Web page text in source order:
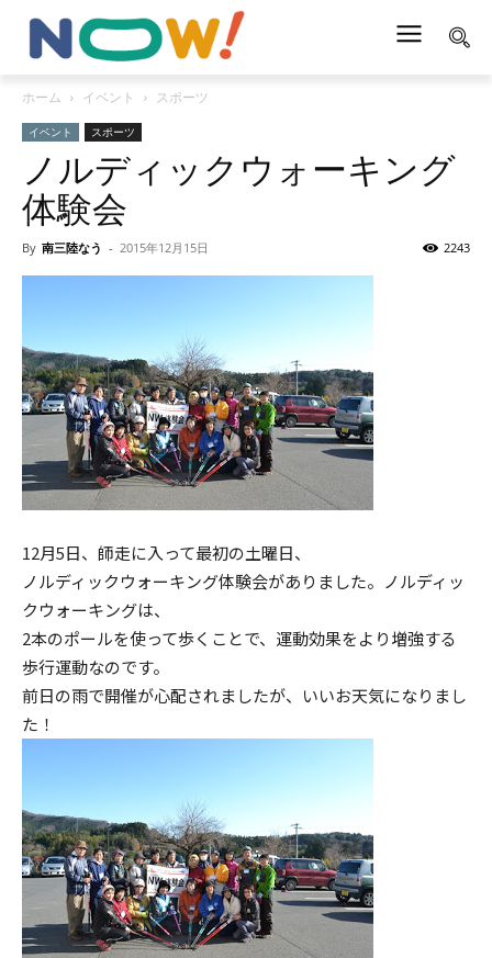
ホーム イベント スポーツ
イベント スポーツ
ノルディックウォーキング
体験会
By 南三陸なう - 2015年12月15日 2243
12月5日、師走に入って最初の土曜日、
ノルディックウォーキング体験会がありました。ノルディッ
クウォーキングは、
2本のポールを使って歩くことで、運動効果をより増強する
歩行運動なのです。
前日の雨で開催が心配されましたが、いいお天気になりまし
た！